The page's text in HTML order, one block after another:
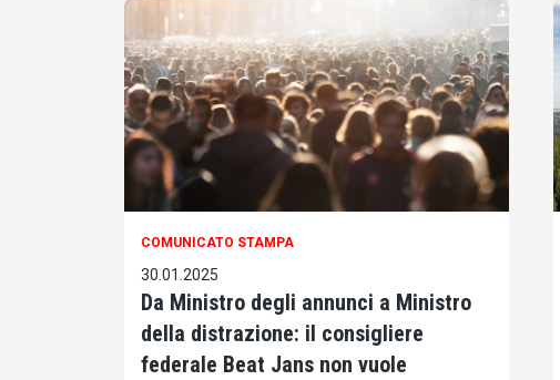
COMUNICATO STAMPA
30.01.2025
Da Ministro degli annunci a Ministro
della distrazione: il consigliere
federale Beat Jans non vuole